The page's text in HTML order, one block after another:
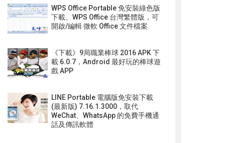
WPS Office Portable 免安裝綠色版
下載、WPS Office 台灣繁體版，可
開啟/編輯 微軟 Office 文件檔案
《下載》9局職業棒球 2016 APK 下
載 6.0.7，Android 最好玩的棒球遊
戲 APP
LINE Portable 電腦版免安裝下載
(最新版) 7.16.1.3000，取代
WeChat、WhatsApp 的免費手機通
話及傳訊軟體